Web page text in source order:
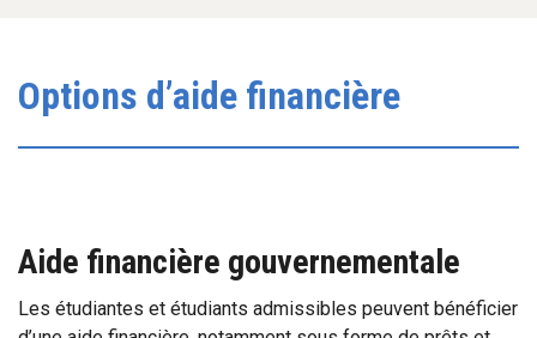
Options d’aide financière
Aide financière gouvernementale
Les étudiantes et étudiants admissibles peuvent bénéficier